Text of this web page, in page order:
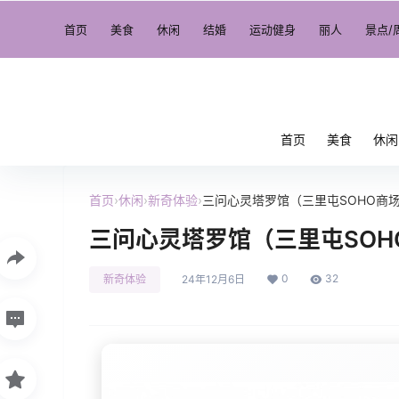
首页 美食 休闲 结婚 运动健身 丽人 景点/
首页 美食 休闲
首页›休闲›新奇体验›三问心灵塔罗馆（三里屯SOHO商
三问心灵塔罗馆（三里屯
新奇体验 24年12月6日 0 32